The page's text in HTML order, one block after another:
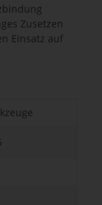
Zusetzen
Einsatz auf